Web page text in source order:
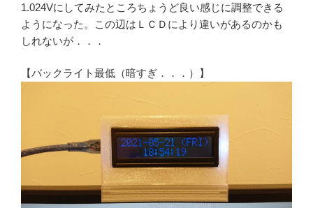
1.024Vにしてみたところちょうど良い感じに調整できる
ようになった。この辺はＬＣＤにより違いがあるのかも
しれないが．．．
【バックライト最低（暗すぎ．．．）】